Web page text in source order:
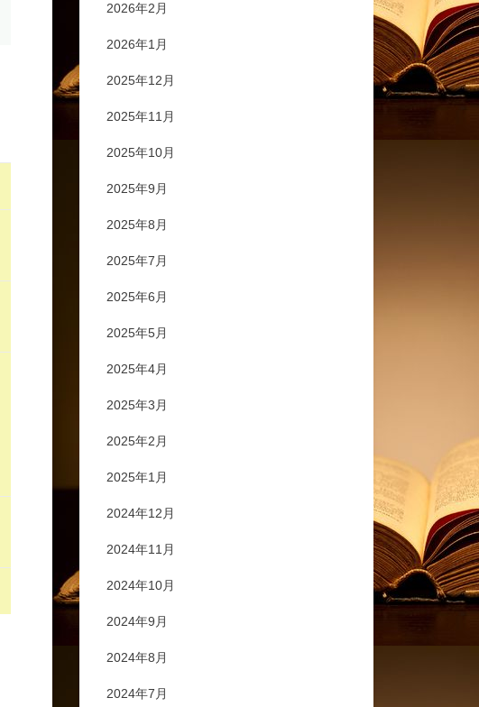
2026年2月
2026年1月
2025年12月
2025年11月
2025年10月
2025年9月
2025年8月
2025年7月
2025年6月
2025年5月
2025年4月
2025年3月
2025年2月
2025年1月
2024年12月
2024年11月
2024年10月
2024年9月
2024年8月
2024年7月